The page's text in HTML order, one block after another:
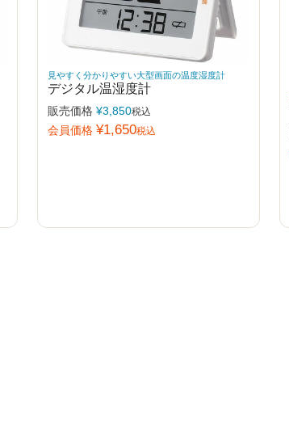
見やすく分かりやすい大型画面の温度湿度計
デジタル温湿度計
販売価格 ¥3,850税込
会員価格 ¥1,650税込